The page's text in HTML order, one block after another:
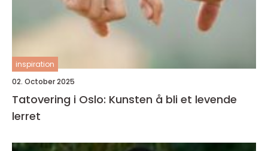
inspiration
02. October 2025
Tatovering i Oslo: Kunsten å bli et levende
lerret